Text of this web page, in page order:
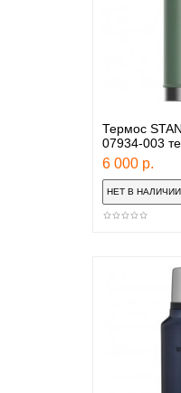
Термос
07934-003
6 000 р.